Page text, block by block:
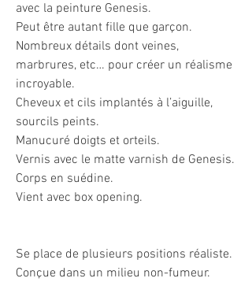
avec la peinture Genesis.
Peut être autant fille que garçon.
Nombreux détails dont veines,
marbrures, etc… pour créer un réalisme
incroyable.
Cheveux et cils implantés à l’aiguille,
sourcils peints.
Manucuré doigts et orteils.
Vernis avec le matte varnish de Genesis.
Corps en suédine.
Vient avec box opening.
Se place de plusieurs positions réaliste.
Conçue dans un milieu non-fumeur.